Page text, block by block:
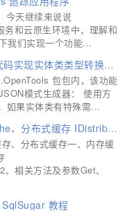
今天继续来说说
和云原生环境中，理解和
我们实现一个功能...
使用Wesky.Net.Opentools库,一行代码实现实体类类型转换为Json格式字符串
包包内，该功能
模式生成器： 使用方
如果实体类有特殊需...
.NET 缓存：内存缓存 IMemoryCache、分布式缓存 IDistributedCache（Redis）
、分布式缓存一、内存缓
相关方法及参数Get、
教程